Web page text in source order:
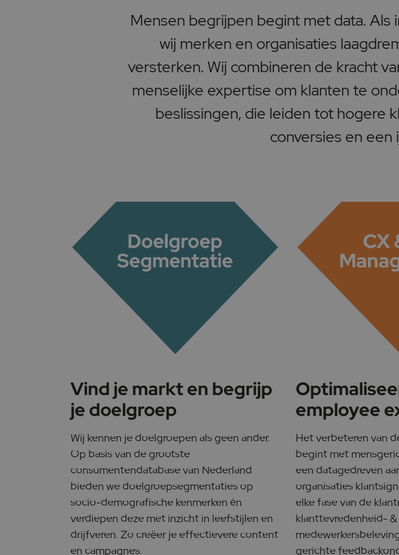
Mensen begrijpen begint met data.
wij merken en organisaties
versterken. Wij combineren de kracht
menselijke expertise om klanten te
beslissingen, die leiden tot hogere
conversies en
Vind je markt en begrijp
je doelgroep
Wij kennen je doelgroepen als geen ander.
Op basis van de grootste
consumentendatabase van Nederland
bieden we doelgroepsegmentaties op
socio-demografische kenmerken én
verdiepen deze met inzicht in leefstijlen en
drijfveren. Zo creëer je effectievere content
en campagnes.
employee
Het verbeteren van
begint met
een datagedreven
organisaties
elke fase van de
klanttevredenheid- &
gerichte